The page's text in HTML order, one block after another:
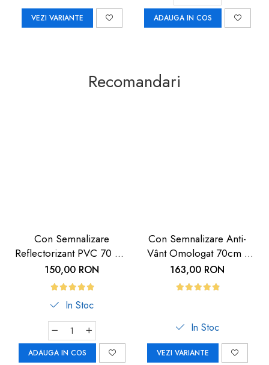
VEZI VARIANTE ADAUGA IN COS
Recomandari
Con Semnalizare
Reflectorizant PVC 70 cm
Trafic | Carboysafety
150,00 RON
In Stoc
ADAUGA IN COS
Con Semnalizare Anti-
Vânt Omologat 70cm |
Carboysafety
163,00 RON
In Stoc
VEZI VARIANTE